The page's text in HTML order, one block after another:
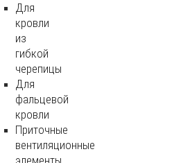
Для
кровли
из
гибкой
черепицы
Для
фальцевой
кровли
Приточные
вентиляционные
элементы